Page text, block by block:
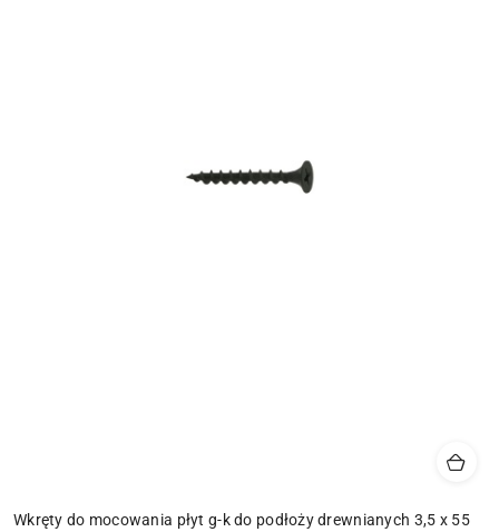
Wkręty do mocowania płyt g-k do podłoży drewnianych 3,5 x 55